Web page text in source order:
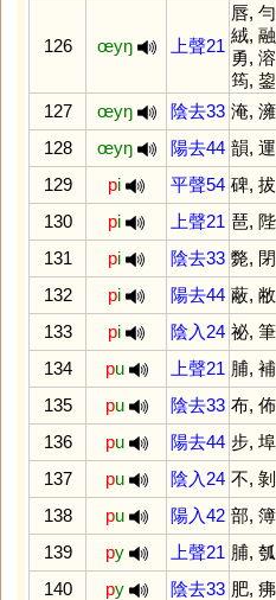
126 œyŋ 上聲21
唇, 勻
絨, 融
勇, 溶
筠, 鋆
127 œyŋ 陰去33 淹, 澭
128
œyŋ 陽去44 韻, 運
129
pi 平聲54 碑, 拔
130
pi 上聲21 琶, 陛
131
pi 陰去33 斃, 閉
132
pi 陽去44 蔽, 敝
133
pi 陰入24 祕, 筆
134
pu 上聲21 脯, 補
135
pu 陰去33 布, 佈
136
pu 陽去44 步, 埠
137
pu 陰入24 不, 剝
138
pu 陽入42 部, 簿
139
py 上聲21 脯, 瓠
140
py 陰去33 肥, 疿